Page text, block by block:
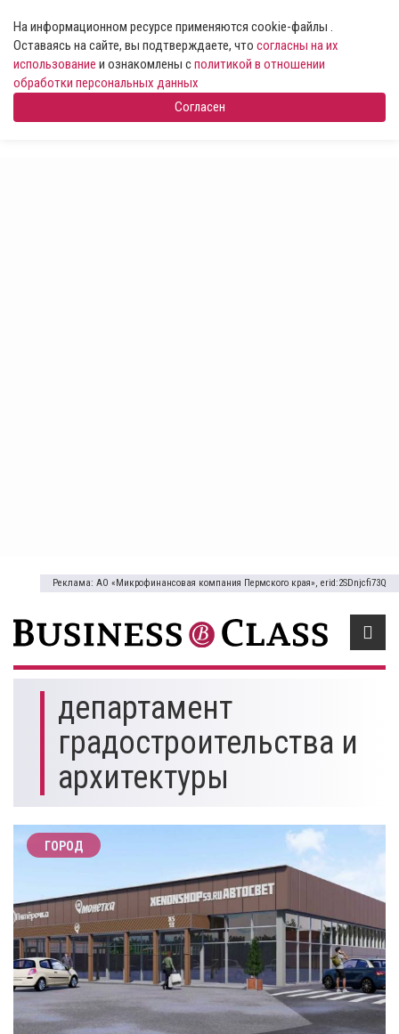
На информационном ресурсе применяются cookie-файлы .
Оставаясь на сайте, вы подтверждаете, что согласны на их
использование и ознакомлены сполитикой в отношении
обработки персональных данных
Согласен
Реклама: АО «Микрофинансовая компания Пермского края», erid:2SDnjcfi73Q
департамент
градостроительства и
архитектуры
ГОРОД